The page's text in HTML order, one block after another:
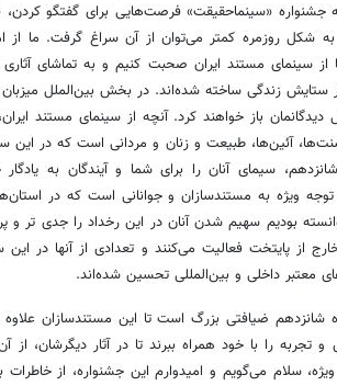
جشنواره «سینماحقیقت» فرصت‌هایی برای گفتگو کردن،
روزمره کمتر می‌توان از آن سراغ گرفت. ما از
از سینمای مستند ایران صحبت کنیم و به تماشای آثاری
زندگی ساخته شده‌اند. در بخش بین‌الملل
دیدگانمان باز خواهند کرد. آنچه از سینمای مستند
آئین‌ها، طبیعت و زنان و مردانی است که در این
سیمای آنان را برای شما و آیندگان به
توجه ویژه به مستندسازان و جوانانی است که در
بودیم سهیم شدن آنان در این رخداد را جدی تر و
از پایتخت فعالیت می‌کنند و تعدادی از آنها در
معتبر داخلی و بین‌المللی تحسین شده‌اند.
شانزدهم ضیافتی بزرگ است تا این مستندسازان علاوه
را با خود همراه ببرند تا در آثار دیگرشان، از
سلام می‌گویم و امیدوارم این جشنواره، از خاطرات